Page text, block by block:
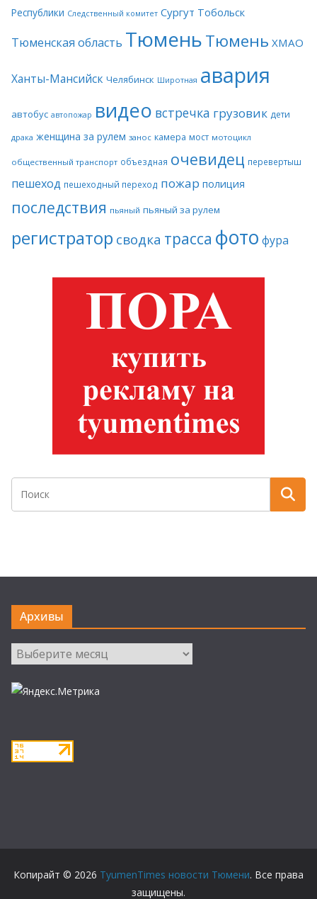
Республики Следственный комитет Сургут Тобольск
Тюменская область ТюменьТюмень ХМАО
Ханты-Мансийск Челябинск Широтная авария
автобус автопожар видео встречка грузовик дети
драка женщина за рулем занос камера мост мотоцикл
общественный транспорт объездная очевидец перевертыш
пешеход пешеходный переход пожар полиция
последствия пьяный пьяный за рулем
регистратор сводка трасса фото фура
Архивы
Архивы
Копирайт © 2026 TyumenTimes новости Тюмени. Все права
защищены.